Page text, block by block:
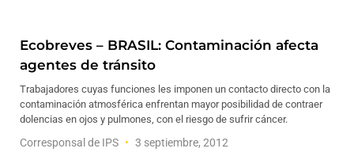
Ecobreves – BRASIL: Contaminación afecta
agentes de tránsito
Trabajadores cuyas funciones les imponen un contacto directo con la
contaminación atmosférica enfrentan mayor posibilidad de contraer
dolencias en ojos y pulmones, con el riesgo de sufrir cáncer.
Corresponsal de IPS 3 septiembre, 2012